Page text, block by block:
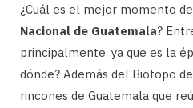
¿Cuál es el mejor momento
Nacional de Guatemala?
principalmente, ya que es la
dónde? Además del Biotopo
rincones de Guatemala que